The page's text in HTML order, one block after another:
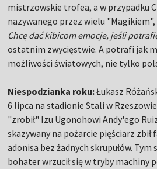
mistrzowskie trofea, a w przypadku
nazywanego przez wielu
Chcę dać kibicom emocje, jeśli
ostatnim zwycięstwie. A potrafi jak
możliwości światowych, nie tylko
Niespodzianka roku:Łukasz
6 lipca na stadionie Stali w
"zrobił" Izu Ugonohowi Andy'ego
skazywany na pożarcie pięściarz
adonisa bez żadnych skrupułów.
bohater wrzucił się w tryby machiny